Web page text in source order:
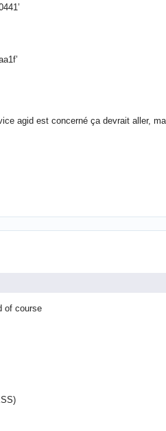
agid est concerné ça devrait aller,
of course